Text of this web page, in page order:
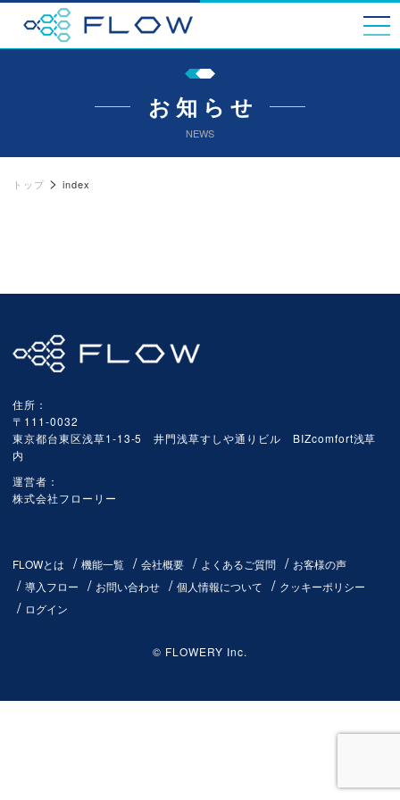
content
お知らせ
NEWS
トップ > index
住所：
〒111-0032
東京都台東区浅草1-13-5 井門浅草すしや通りビル BIZcomfort浅草
内
運営者：
株式会社フローリー
FLOWとは 機能一覧 会社概要 よくあるご質問
お客様の声
導入フロー
お問い合わせ 個人情報について
クッキーポリシー
ログイン
© FLOWERY Inc.